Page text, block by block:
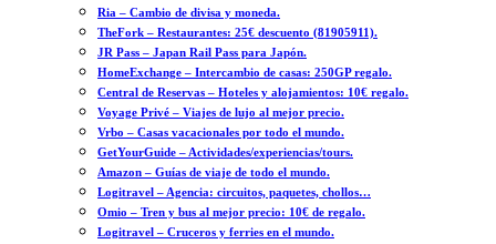
Ria – Cambio de divisa y moneda.
TheFork – Restaurantes: 25€ descuento (81905911).
JR Pass – Japan Rail Pass para Japón.
HomeExchange – Intercambio de casas: 250GP regalo.
Central de Reservas – Hoteles y alojamientos: 10€ regalo.
Voyage Privé – Viajes de lujo al mejor precio.
Vrbo – Casas vacacionales por todo el mundo.
GetYourGuide – Actividades/experiencias/tours.
Amazon – Guías de viaje de todo el mundo.
Logitravel – Agencia: circuitos, paquetes, chollos…
Omio – Tren y bus al mejor precio: 10€ de regalo.
Logitravel – Cruceros y ferries en el mundo.